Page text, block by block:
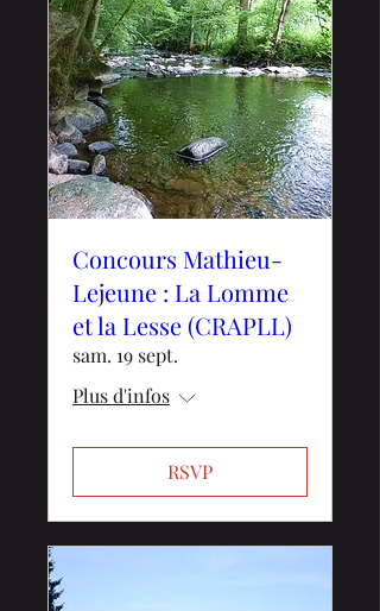
Concours Mathieu-
Lejeune : La Lomme
et la Lesse (CRAPLL)
sam. 19 sept.
Plus d'infos
RSVP